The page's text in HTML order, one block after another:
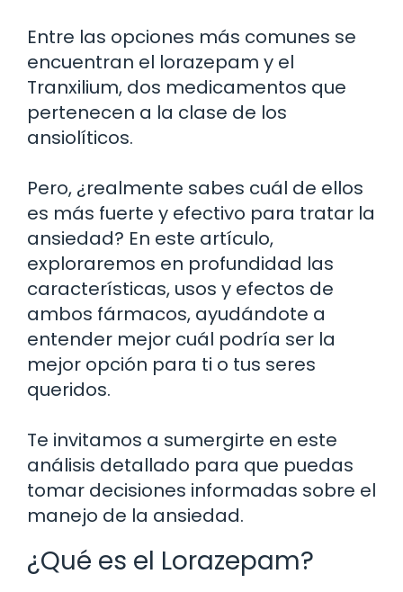
Entre las opciones más comunes se
encuentran el lorazepam y el
Tranxilium, dos medicamentos que
pertenecen a la clase de los
ansiolíticos.
Pero, ¿realmente sabes cuál de ellos
es más fuerte y efectivo para tratar la
ansiedad? En este artículo,
exploraremos en profundidad las
características, usos y efectos de
ambos fármacos, ayudándote a
entender mejor cuál podría ser la
mejor opción para ti o tus seres
queridos.
Te invitamos a sumergirte en este
análisis detallado para que puedas
tomar decisiones informadas sobre el
manejo de la ansiedad.
¿Qué es el Lorazepam?